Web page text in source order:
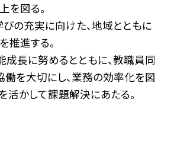
を図る。
の充実に向けた、地域とともに
推進する。
長に努めるとともに、教職員同
を大切にし、業務の効率化を図
活かして課題解決にあたる。